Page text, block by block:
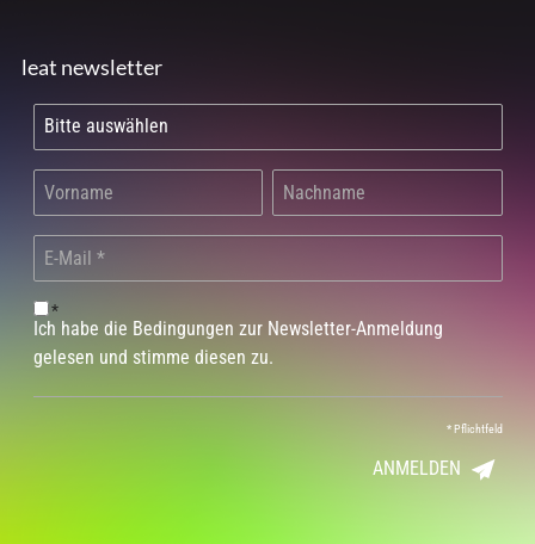
leat newsletter
*
Ich habe die Bedingungen zur Newsletter-Anmeldung
gelesen und stimme diesen zu.
*Pflichtfeld
ANMELDEN